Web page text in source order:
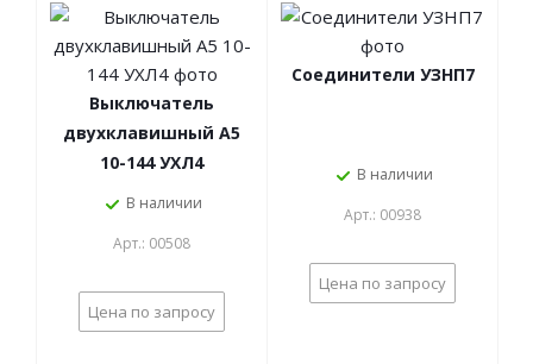
Выключатель
двухклавишный А5
10-144 УХЛ4
В наличии
Арт.: 00508
Цена по запросу
Соединители УЗНП7
В наличии
Арт.: 00938
Цена по запросу